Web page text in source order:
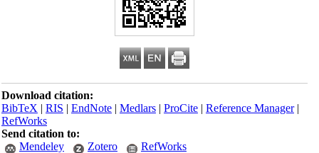
Download citation:
BibTeX|RIS|EndNote|Medlars|ProCite|Reference Manager
RefWorks
Send citation to:
Mendeley
Zotero RefWorks